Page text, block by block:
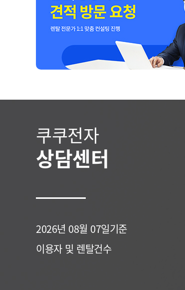
쿠쿠전자
상담센터
2026년 08월 07일기준
이용자 및 렌탈건수